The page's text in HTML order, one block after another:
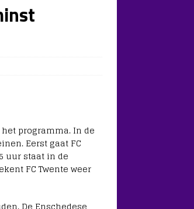
programma. In de
Eerst gaat FC
uur staat in de
FC Twente weer